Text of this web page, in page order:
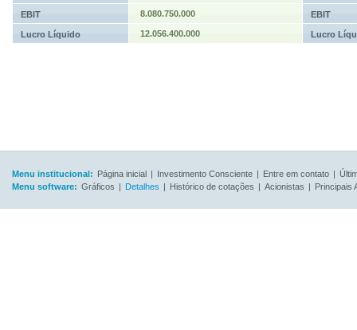
EBIT 8.080.750.000 EBIT
Lucro Líquido 12.056.400.000 Lucro
Menu institucional: Página inicial | Investimento Consciente | Entre em contato |
Menu software: Gráficos | Detalhes | Histórico de cotações | Acionistas | Principais